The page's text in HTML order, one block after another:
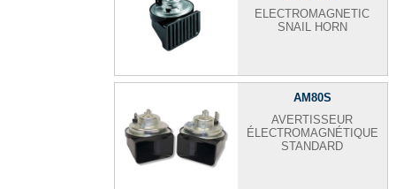
ELECTROMAGNETIC
SNAIL HORN
AM80S
AVERTISSEUR
ÉLECTROMAGNÉTIQUE
STANDARD